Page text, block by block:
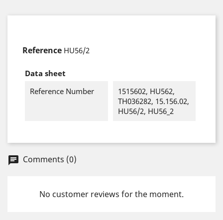
Reference HU56/2
Data sheet
Reference Number
1515602, HU562,
TH036282, 15.156.02,
HU56/2, HU56_2
chat Comments (0)
No customer reviews for the moment.